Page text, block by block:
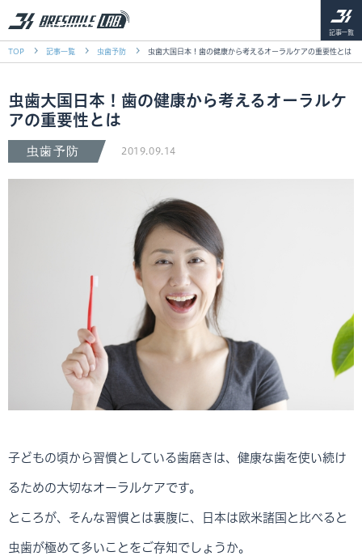
記事一覧
TOP 記事一覧 虫歯予防 虫歯大国日本！歯の健康から考えるオーラルケアの重要性とは
虫歯大国日本！歯の健康から考えるオーラルケ
アの重要性とは
虫歯予防 2019.09.14
子どもの頃から習慣としている歯磨きは、健康な歯を使い続け
るための大切なオーラルケアです。
ところが、そんな習慣とは裏腹に、日本は欧米諸国と比べると
虫歯が極めて多いことをご存知でしょうか。